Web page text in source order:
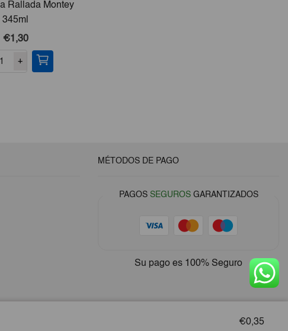
Rallada Montey
345ml
€1,30
+
MÉTODOS DE PAGO
PAGOS SEGUROSGARANTIZADOS
Su pago es 100% Seguro
€0,35